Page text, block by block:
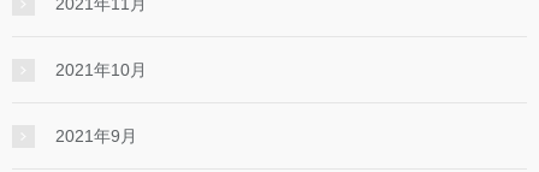
2021年10月
2021年9月